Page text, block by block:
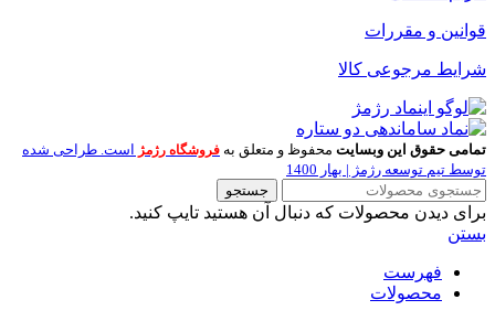
قوانین و مقررات
شرایط مرجوعی کالا
تمامی حقوق این وبسایت محفوظ و متعلق به فروشگاه رژمژ است. طراحی شده
توسط تیم توسعه رژمژ | بهار 1400
جستجو
برای دیدن محصولات که دنبال آن هستید تایپ کنید.
بستن
فهرست
محصولات